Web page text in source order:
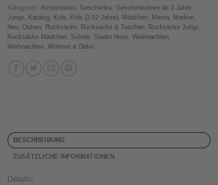
Kategorien: Accessoires, Geschenke, Geschenkideen ab 3 Jahre,
Jungs, Katalog, Kids, Kids (2-12 Jahre), Mädchen, Mama, Marken,
Neu, Ostern, Rucksäcke, Rucksäcke & Taschen, Rucksäcke Jungs,
Rucksäcke Mädchen, Schule, Studio Noos, Weihnachten,
Weihnachten, Wohnen & Deko
BESCHREIBUNG
ZUSÄTZLICHE INFORMATIONEN
Details: